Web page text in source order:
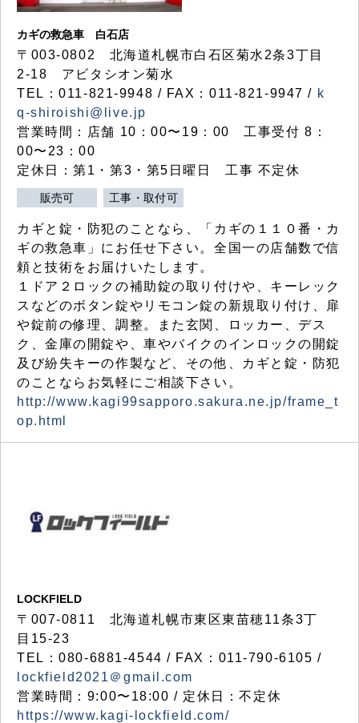
カギの救急車 白石店
〒003-0802 北海道札幌市白石区菊水2条3丁目
2-18 アビタシオン菊水
TEL：011-821-9948 / FAX：011-821-9947 / k
q-shiroishi@live.jp
営業時間：店舗 10：00〜19：00 工事受付 8：
00〜23：00
定休日：第1・第3・第5日曜日 工事 不定休
販売可 工事・取付可
カギと錠・防犯のことなら、「カギの１１０番・カ
ギの救急車」にお任せ下さい。全国一の店舗数で信
頼と技術をお届けいたします。
１ドア２ロックの補助錠の取り付けや、キーレック
スなどのボタン錠やリモコン錠の新規取り付け、扉
や錠前の修理、調整。また玄関、ロッカー、デス
ク、金庫の開錠や、車やバイクのインロックの開錠
及び紛失キーの作製など、その他、カギと錠・防犯
のことならお気軽にご相談下さい。
http://www.kagi99sapporo.sakura.ne.jp/frame_t
op.html
LOCKFIELD
〒007-0811 北海道札幌市東区東苗穂11条3丁
目15-23
TEL：080-6881-4544 / FAX：011-790-6105 /
lockfield2021＠gmail.com
営業時間：9:00〜18:00 / 定休日：不定休
https://www.kagi-lockfield.com/